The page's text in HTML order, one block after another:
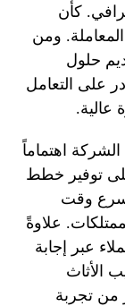
كأن
ومن
حلول
على التعامل
عالية.
اهتماماً
توفير خطط
وقت
علاوةً
عبر إجابة
الأثاث
من تجربة